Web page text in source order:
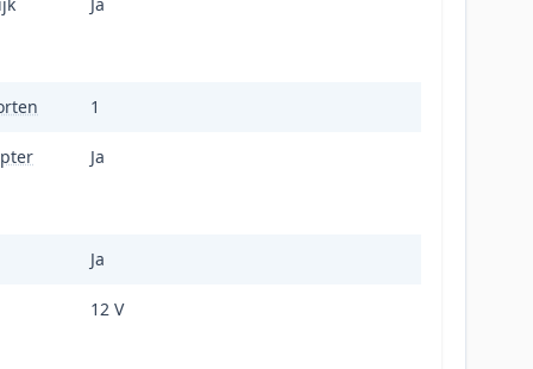
1
Ja
Ja
12 V